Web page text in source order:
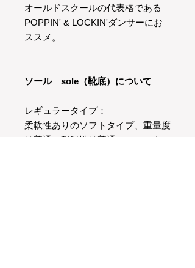
オールドスクールの代表格である
POPPIN' & LOCKIN'ダンサーにお
ススメ。
ソール sole（靴底）について
レギュラータイプ：
柔軟性ありのソフトタイプ、重量度
は普通、耐滑性は普通のスニーカー